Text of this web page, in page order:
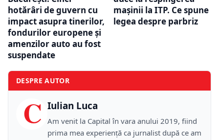
hotărâri de guvern cu
impact asupra tinerilor,
fondurilor europene și
amenzilor auto au fost
suspendate
mașinii la ITP. Ce spune
legea despre parbriz
DESPRE AUTOR
C Iulian Luca
Am venit la Capital în vara anului 2019, fiind
prima mea experiență ca jurnalist după ce am